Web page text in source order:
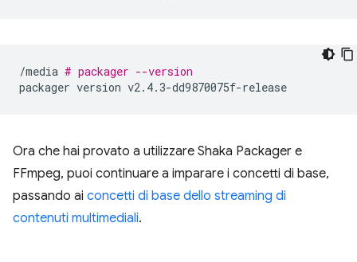
/media # packager --version
packager version
Ora che hai provato a utilizzare Shaka Packager e
FFmpeg, puoi continuare a imparare i concetti di base,
passando ai concetti di base dello streaming di
contenuti multimediali.